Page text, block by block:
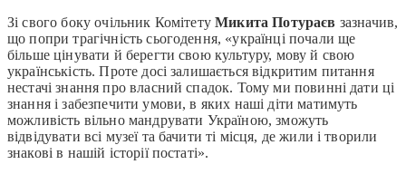
Зі свого боку очільник КомітетуМикита Потураєв зазначив,
що попри трагічність сьогодення, «українці почали ще
більше цінувати й берегти свою культуру, мову й свою
українськість. Проте досі залишається відкритим питання
нестачі знання про власний спадок. Тому ми повинні дати ці
знання і забезпечити умови, в яких наші діти матимуть
можливість вільно мандрувати Україною, зможуть
відвідувати всі музеї та бачити ті місця, де жили і творили
знакові в нашій історії постаті».